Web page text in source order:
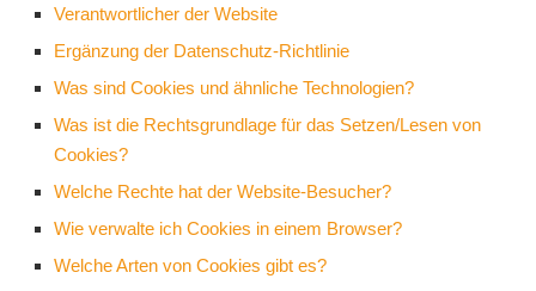
Verantwortlicher der Website
Ergänzung der Datenschutz-Richtlinie
Was sind Cookies und ähnliche Technologien?
Was ist die Rechtsgrundlage für das Setzen/Lesen von
Cookies?
Welche Rechte hat der Website-Besucher?
Wie verwalte ich Cookies in einem Browser?
Welche Arten von Cookies gibt es?